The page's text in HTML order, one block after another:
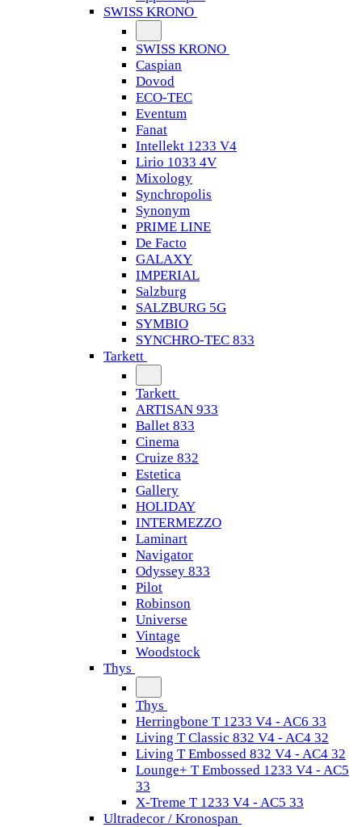
SWISS KRONO
SWISS KRONO
Caspian
Dovod
ECO-TEC
Eventum
Fanat
Intellekt 1233 V4
Lirio 1033 4V
Mixology
Synchropolis
Synonym
PRIME LINE
De Facto
GALAXY
IMPERIAL
Salzburg
SALZBURG 5G
SYMBIO
SYNCHRO-TEC 833
Tarkett
Tarkett
ARTISAN 933
Ballet 833
Cinema
Cruize 832
Estetica
Gallery
HOLIDAY
INTERMEZZO
Laminart
Navigator
Odyssey 833
Pilot
Robinson
Universe
Vintage
Woodstock
Thys
Thys
Herringbone T 1233 V4 - AC6 33
Living T Classic 832 V4 - AC4 32
Living T Embossed 832 V4 - AC4 32
Lounge+ T Embossed 1233 V4 - AC5
33
X-Treme T 1233 V4 - AC5 33
Ultradecor / Kronospan